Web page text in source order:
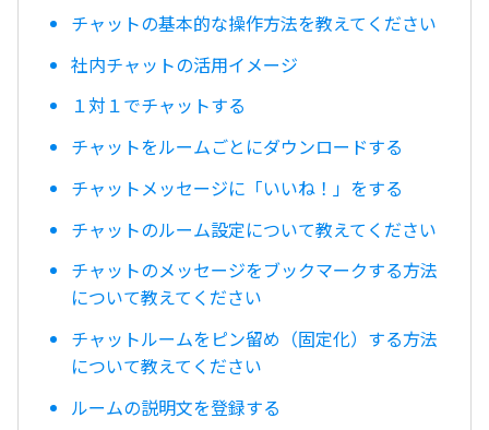
チャットの基本的な操作方法を教えてください
社内チャットの活用イメージ
１対１でチャットする
チャットをルームごとにダウンロードする
チャットメッセージに「いいね！」をする
チャットのルーム設定について教えてください
チャットのメッセージをブックマークする方法
について教えてください
チャットルームをピン留め（固定化）する方法
について教えてください
ルームの説明文を登録する